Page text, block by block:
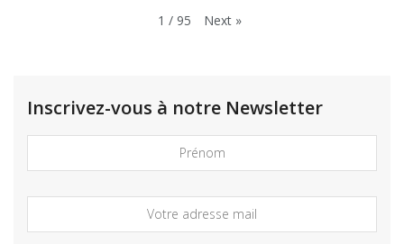
1 / 95 Next »
Inscrivez-vous à notre Newsletter